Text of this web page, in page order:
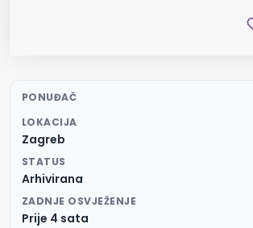
PONUĐAČ
LOKACIJA
Zagreb
STATUS
Arhivirana
ZADNJE OSVJEŽENJE
Prije 4 sata